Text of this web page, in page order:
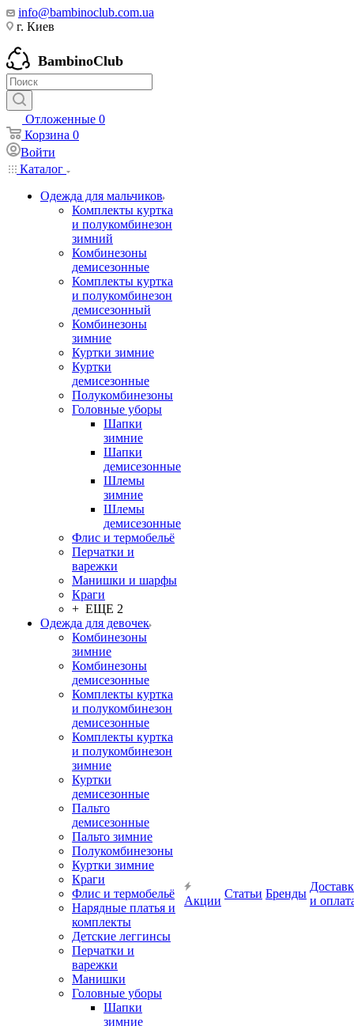
info@bambinoclub.com.ua
г. Киев
BambinoClub
Отложенные 0
Корзина 0
Войти
Каталог
Одежда для мальчиков
Комплекты куртка
и полукомбинезон
зимний
Комбинезоны
демисезонные
Комплекты куртка
и полукомбинезон
демисезонный
Комбинезоны
зимние
Куртки зимние
Куртки
демисезонные
Полукомбинезоны
Головные уборы
Шапки
зимние
Шапки
демисезонные
Шлемы
зимние
Шлемы
демисезонные
Флис и термобельё
Перчатки и
варежки
Манишки и шарфы
Краги
+ ЕЩЕ 2
Одежда для девочек
Комбинезоны
зимние
Комбинезоны
демисезонные
Комплекты куртка
и полукомбинезон
демисезонные
Комплекты куртка
и полукомбинезон
зимние
Куртки
демисезонные
Пальто
демисезонные
Пальто зимние
Полукомбинезоны
Куртки зимние
Краги
Флис и термобельё
Нарядные платья и
комплекты
Детские леггинсы
Перчатки и
варежки
Манишки
Головные уборы
Шапки
зимние
Акции
Статьи Бренды
и